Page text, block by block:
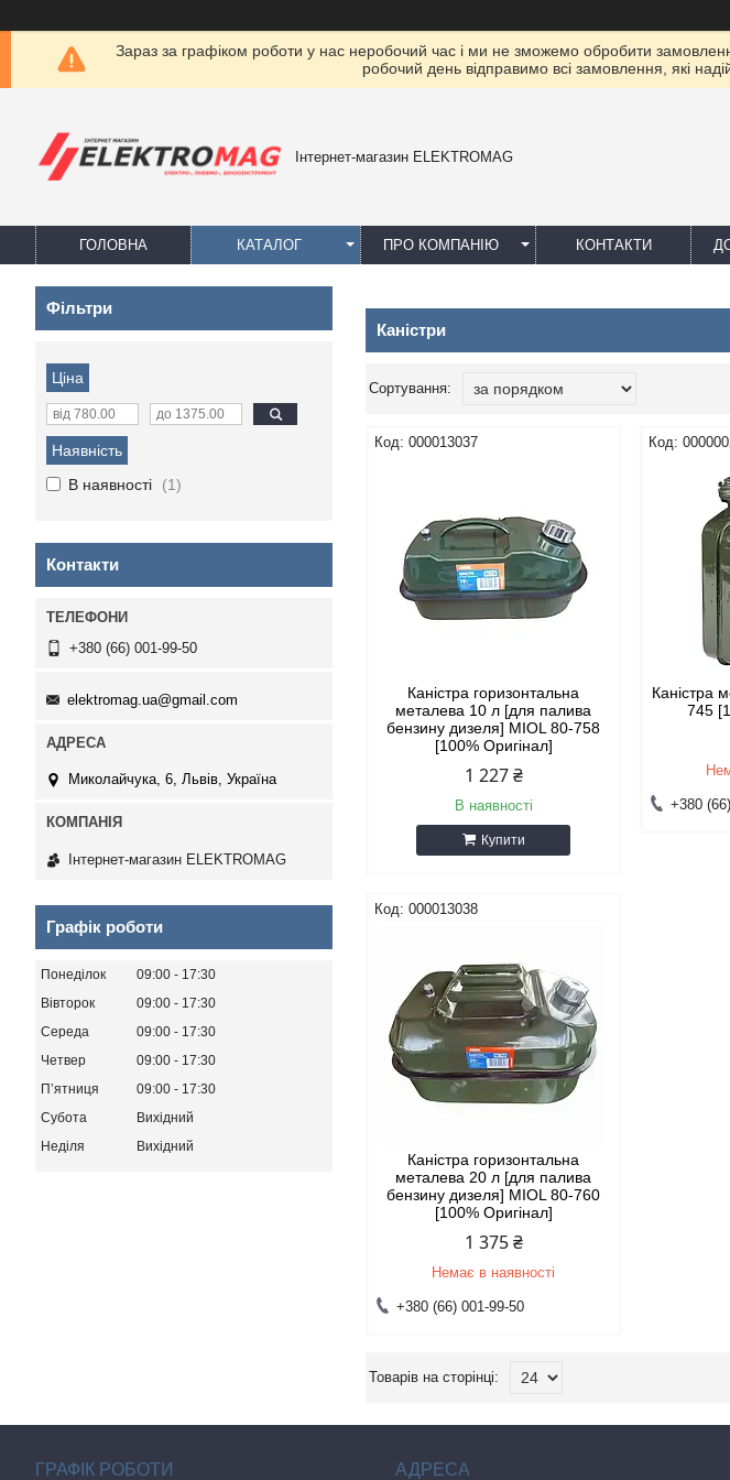
Зараз за графіком роботи у нас неробочий час і ми не зможемо обробити
робочий день відправимо всі замовлення, які
Інтернет-магазин ELEKTROMAG
ГОЛОВНА КАТАЛОГ ПРО КОМПАНІЮ КОНТАКТИ
Каністри
000013037
Каністра горизонтальна
металева 10 л [для палива
бензину дизеля] MIOL 80-758
[100% Оригінал]
1 227 ₴
В наявності
Купити
Каністра
745
+380
000013038
Каністра горизонтальна
металева 20 л [для палива
бензину дизеля] MIOL 80-760
[100% Оригінал]
1 375 ₴
Немає в наявності
+380 (66) 001-99-50
Фільтри
Ціна
Наявність
В наявності
1
Контакти
+380 (66) 001-99-50
elektromag.ua@gmail.com
Миколайчука, 6, Львів, Україна
Інтернет-магазин ELEKTROMAG
Графік роботи
Понеділок 09:00
17:30
Вівторок
09:00
17:30
Середа
09:00
17:30
Четвер
09:00
17:30
Пʼятниця
09:00
17:30
Субота
Вихідний
Неділя
Вихідний
ГРАФІК РОБОТИ